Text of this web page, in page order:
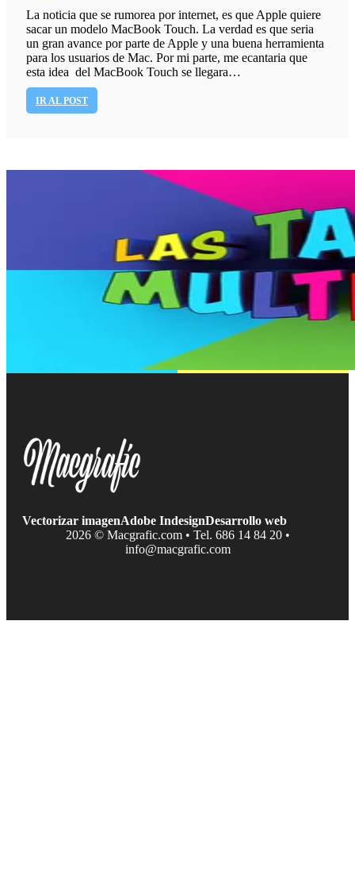
La noticia que se rumorea por internet, es que Apple quiere
sacar un modelo MacBook Touch. La verdad es que seria
un gran avance por parte de Apple y una buena herramienta
para los usuarios de Mac. Por mi parte, me ecantaria que
esta idea del MacBook Touch se llegara…
IR AL POST
Vectorizar imagenAdobe IndesignDesarrollo web
2026 © Macgrafic.com • Tel. 686 14 84 20 •
info@macgrafic.com